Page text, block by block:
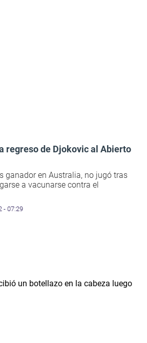
regreso de Djokovic al Abierto
ganador en Australia, no jugó tras
a vacunarse contra el
- 07:29